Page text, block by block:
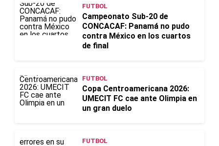
FUTBOL
Campeonato Sub-20 de
CONCACAF: Panamá no pudo
contra México en los cuartos
de final
FUTBOL
Copa Centroamericana 2026:
UMECIT FC cae ante Olimpia en
un gran duelo
FUTBOL